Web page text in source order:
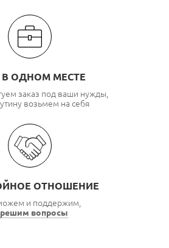
В ОДНОМ МЕСТЕ
заказ под ваши нужды,
возьмем на себя
ОТНОШЕНИЕ
и поддержим,
решим вопросы